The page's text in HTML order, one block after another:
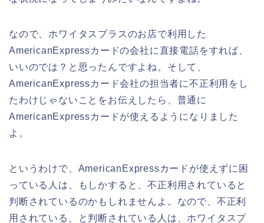
なので、ホワイタスプラスのお店で利用した
AmericanExpressカードの会社に直接電話をすれば、
いいのでは？と思ったんですよね。そして、
AmericanExpressカード会社の担当者に不正利用をし
たわけじゃないことをお伝えしたら、普通に
AmericanExpressカードが使えるようになりました
よ。
というわけで、AmericanExpressカードが使えずに困
っている人は、もしかすると、不正利用されていると
判断されているのかもしれませんよ。なので、不正利
用されている、と判断されている人は、ホワイタスプ